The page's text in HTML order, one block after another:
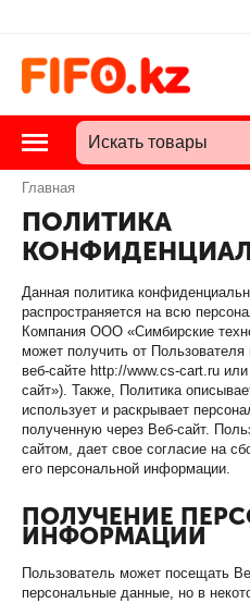
Главная
ПОЛИТИКА
Данная политика
распространяется на всю
Компания ООО «Симбирские
может получить от
веб-сайте http://www.cs-cart.ru
сайт»). Также, Политика
использует и раскрывает
полученную через Веб-сайт.
сайтом, дает свое согласие на
его персональной информации.
ПОЛУЧЕНИЕ
ИНФОРМАЦИИ
Пользователь может посещать
персональные данные, но в